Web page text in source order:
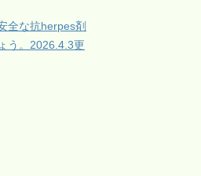
全な抗herpes剤
う。2026.4.3更